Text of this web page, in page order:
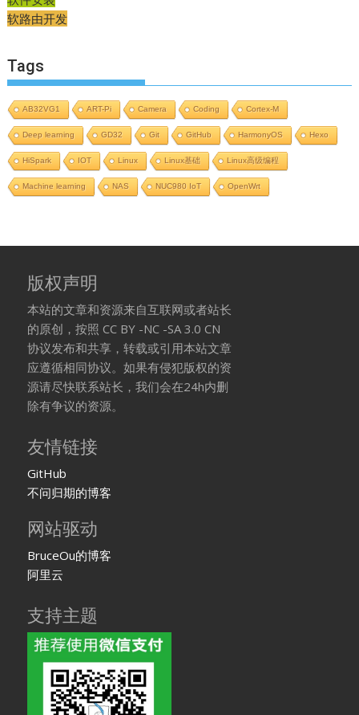
软路由开发
Tags
AB32VG1 ART-Pi Camera Coding Cortex-M
Deep learning GD32 Git GitHub HarmonyOS Hexo
HiSpark IOT Linux Linux基础 Linux高级编程
Machine learning NAS NUC980 IoT OpenWrt
版权声明
本站的文章和资源来自互联网或者站长
的原创，按照 CC BY -NC -SA 3.0 CN
协议发布和共享，转载或引用本站文章
应遵循相同协议。如果有侵犯版权的资
源请尽快联系站长，我们会在24h内删
除有争议的资源。
友情链接
GitHub
不问归期的博客
网站驱动
BruceOu的博客
阿里云
支持主题